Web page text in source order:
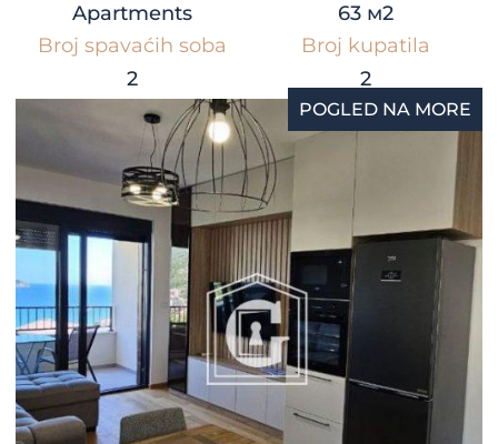
Apartments
63 м2
Broj spavaćih soba
2
Broj kupatila
2
POGLED NA MORE